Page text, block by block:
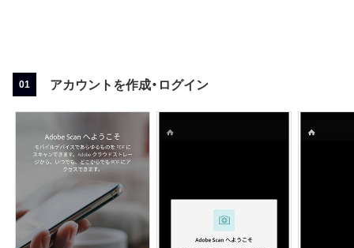
アカウントを作成・ログイン